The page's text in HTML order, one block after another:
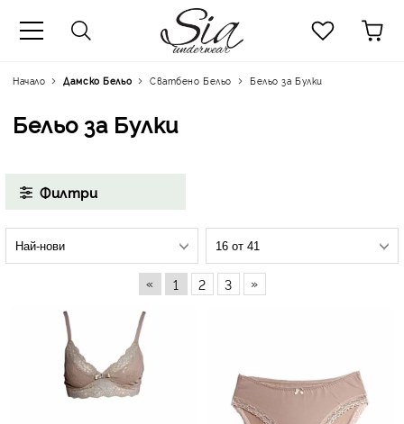
Начало Дамско Бельо Сватбено Бельо Бельо за Булки
Бельо за Булки
Филтри
« 1 2 3 »